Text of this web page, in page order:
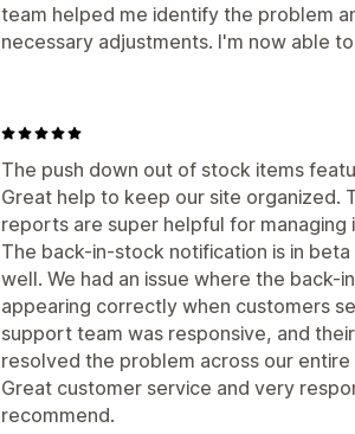
team helped me identify the problem
necessary adjustments. I'm now able
The push down out of stock items
Great help to keep our site organized.
reports are super helpful for
The back-in-stock notification is in
well. We had an issue where the
appearing correctly when customers
support team was responsive, and
resolved the problem across our entire
Great customer service and very
recommend.